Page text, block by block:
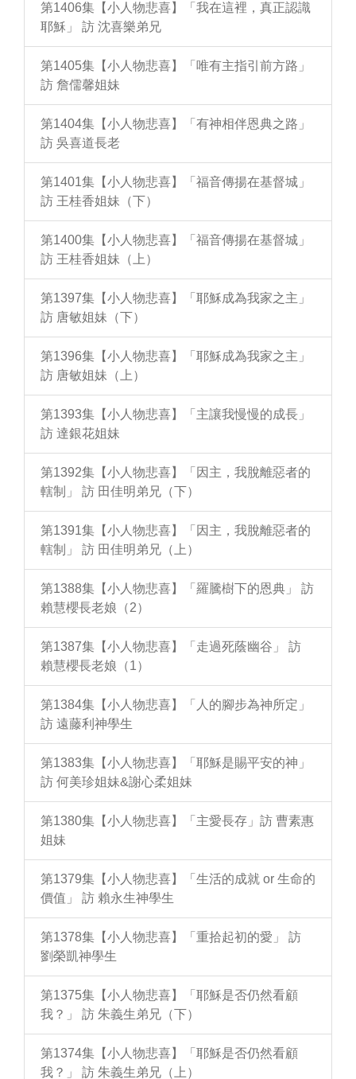
第1406集【小人物悲喜】「我在這裡，真正認識
耶穌」 訪 沈喜樂弟兄
第1405集【小人物悲喜】「唯有主指引前方路」
訪 詹儒馨姐妹
第1404集【小人物悲喜】「有神相伴恩典之路」
訪 吳喜道長老
第1401集【小人物悲喜】「福音傳揚在基督城」
訪 王桂香姐妹（下）
第1400集【小人物悲喜】「福音傳揚在基督城」
訪 王桂香姐妹（上）
第1397集【小人物悲喜】「耶穌成為我家之主」
訪 唐敏姐妹（下）
第1396集【小人物悲喜】「耶穌成為我家之主」
訪 唐敏姐妹（上）
第1393集【小人物悲喜】「主讓我慢慢的成長」
訪 達銀花姐妹
第1392集【小人物悲喜】「因主，我脫離惡者的
轄制」 訪 田佳明弟兄（下）
第1391集【小人物悲喜】「因主，我脫離惡者的
轄制」 訪 田佳明弟兄（上）
第1388集【小人物悲喜】「羅騰樹下的恩典」 訪
賴慧櫻長老娘（2）
第1387集【小人物悲喜】「走過死蔭幽谷」 訪
賴慧櫻長老娘（1）
第1384集【小人物悲喜】「人的腳步為神所定」
訪 遠藤利神學生
第1383集【小人物悲喜】「耶穌是賜平安的神」
訪 何美珍姐妹&謝心柔姐妹
第1380集【小人物悲喜】「主愛長存」訪 曹素惠
姐妹
第1379集【小人物悲喜】「生活的成就 or 生命的
價值」 訪 賴永生神學生
第1378集【小人物悲喜】「重拾起初的愛」 訪
劉榮凱神學生
第1375集【小人物悲喜】「耶穌是否仍然看顧
我？」 訪 朱義生弟兄（下）
第1374集【小人物悲喜】「耶穌是否仍然看顧
我？」 訪 朱義生弟兄（上）